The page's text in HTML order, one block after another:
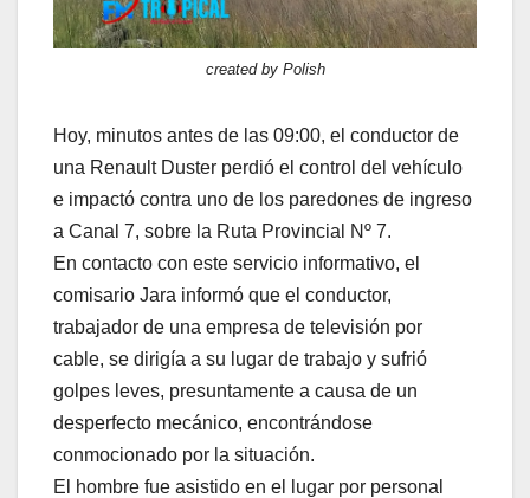
created by Polish
Hoy, minutos antes de las 09:00, el conductor de
una Renault Duster perdió el control del vehículo
e impactó contra uno de los paredones de ingreso
a Canal 7, sobre la Ruta Provincial Nº 7.
En contacto con este servicio informativo, el
comisario Jara informó que el conductor,
trabajador de una empresa de televisión por
cable, se dirigía a su lugar de trabajo y sufrió
golpes leves, presuntamente a causa de un
desperfecto mecánico, encontrándose
conmocionado por la situación.
El hombre fue asistido en el lugar por personal